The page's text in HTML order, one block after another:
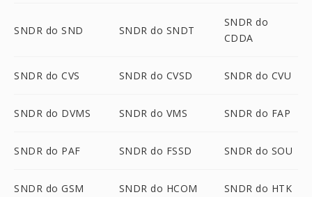
SNDR do SND SNDR do SNDT
SNDR do
CDDA
SNDR do CVS SNDR do CVSD SNDR do CVU
SNDR do DVMS SNDR do VMS SNDR do FAP
SNDR do PAF SNDR do FSSD SNDR do SOU
SNDR do GSM SNDR do HCOM SNDR do HTK